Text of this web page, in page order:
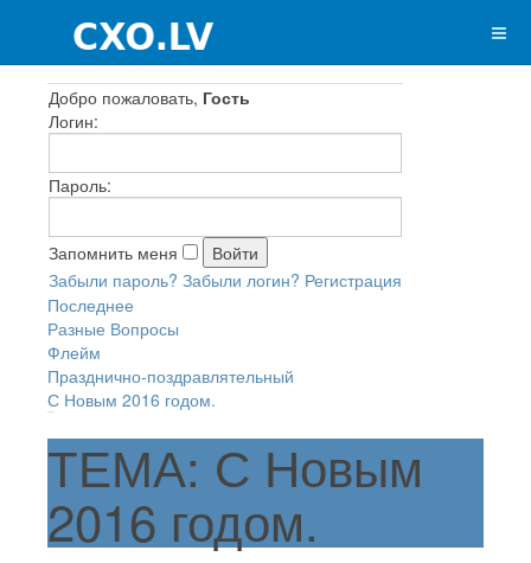
Добро пожаловать, Гость
Логин:
Пароль:
Запомнить меня
Забыли пароль? Забыли логин? Регистрация
Последнее
Разные Вопросы
Флейм
Празднично-поздравлятельный
С Новым 2016 годом.
ТЕМА: С Новым
2016 годом.